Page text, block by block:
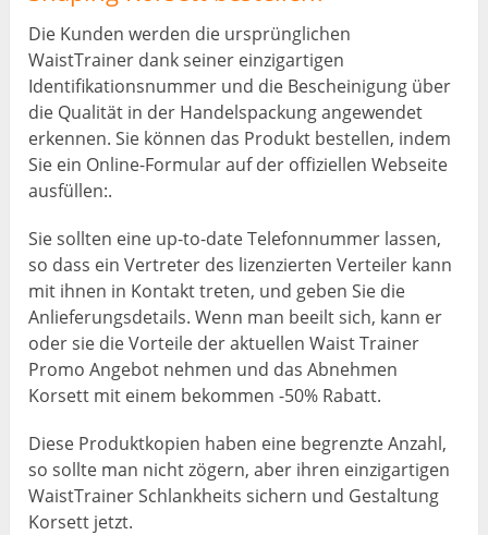
Die Kunden werden die ursprünglichen
WaistTrainer dank seiner einzigartigen
Identifikationsnummer und die Bescheinigung über
die Qualität in der Handelspackung angewendet
erkennen. Sie können das Produkt bestellen, indem
Sie ein Online-Formular auf der offiziellen Webseite
ausfüllen:.
Sie sollten eine up-to-date Telefonnummer lassen,
so dass ein Vertreter des lizenzierten Verteiler kann
mit ihnen in Kontakt treten, und geben Sie die
Anlieferungsdetails. Wenn man beeilt sich, kann er
oder sie die Vorteile der aktuellen Waist Trainer
Promo Angebot nehmen und das Abnehmen
Korsett mit einem bekommen -50% Rabatt.
Diese Produktkopien haben eine begrenzte Anzahl,
so sollte man nicht zögern, aber ihren einzigartigen
WaistTrainer Schlankheits sichern und Gestaltung
Korsett jetzt.